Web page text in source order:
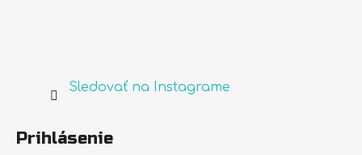
Sledovať na Instagrame
Prihlásenie